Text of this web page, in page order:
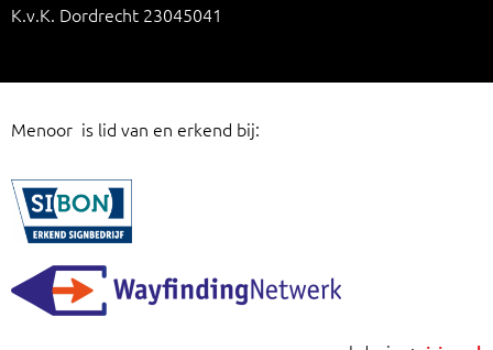
K.v.K. Dordrecht 23045041
Menoor is lid van en erkend bij: